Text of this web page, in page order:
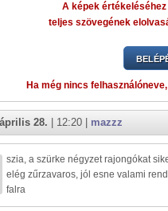
A képek
teljes szövegének
Ha még nincs
28. | 12:20 | mazzz
szia, a szürke négyzet rajongókat
elég zűrzavaros, jól esne valami
falra